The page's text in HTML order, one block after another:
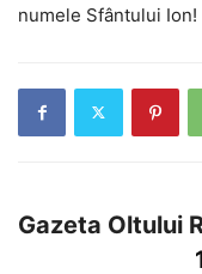
numele Sfântului Ion!
Gazeta Oltului